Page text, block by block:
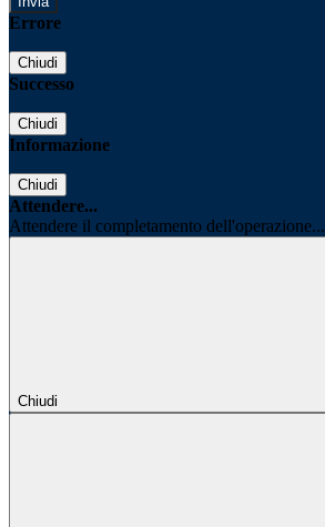
Errore
Chiudi
Successo
Chiudi
Informazione
Chiudi
Attendere...
Attendere il completamento dell'operazione...
Chiudi